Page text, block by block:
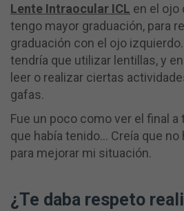
Lente Intraocular ICL en el ojo
tengo mayor graduación, para
graduación con el ojo
tendría que utilizar lentillas, y
leer o realizar ciertas
gafas.
Fue un poco como ver el final
que había tenido… Creía que
para mejorar mi situación.
¿Te daba respeto